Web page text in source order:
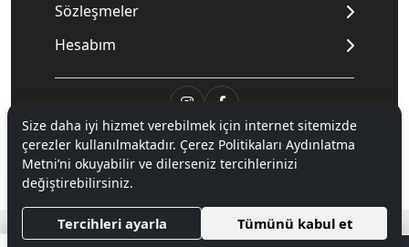
Sözleşmeler
Hesabım
© 2020Mnpc. Tüm hakları saklıdır.
Hipotenüs Yeni Nesil E-Ticaret Sistemleri ile Hazırlanmıştır.
Size daha iyi hizmet verebilmek için internet sitemizde
çerezler kullanılmaktadır. Çerez Politikaları Aydınlatma
Metni’ni okuyabilir ve dilerseniz tercihlerinizi
değiştirebilirsiniz.
Tercihleri ayarla Tümünü kabul et